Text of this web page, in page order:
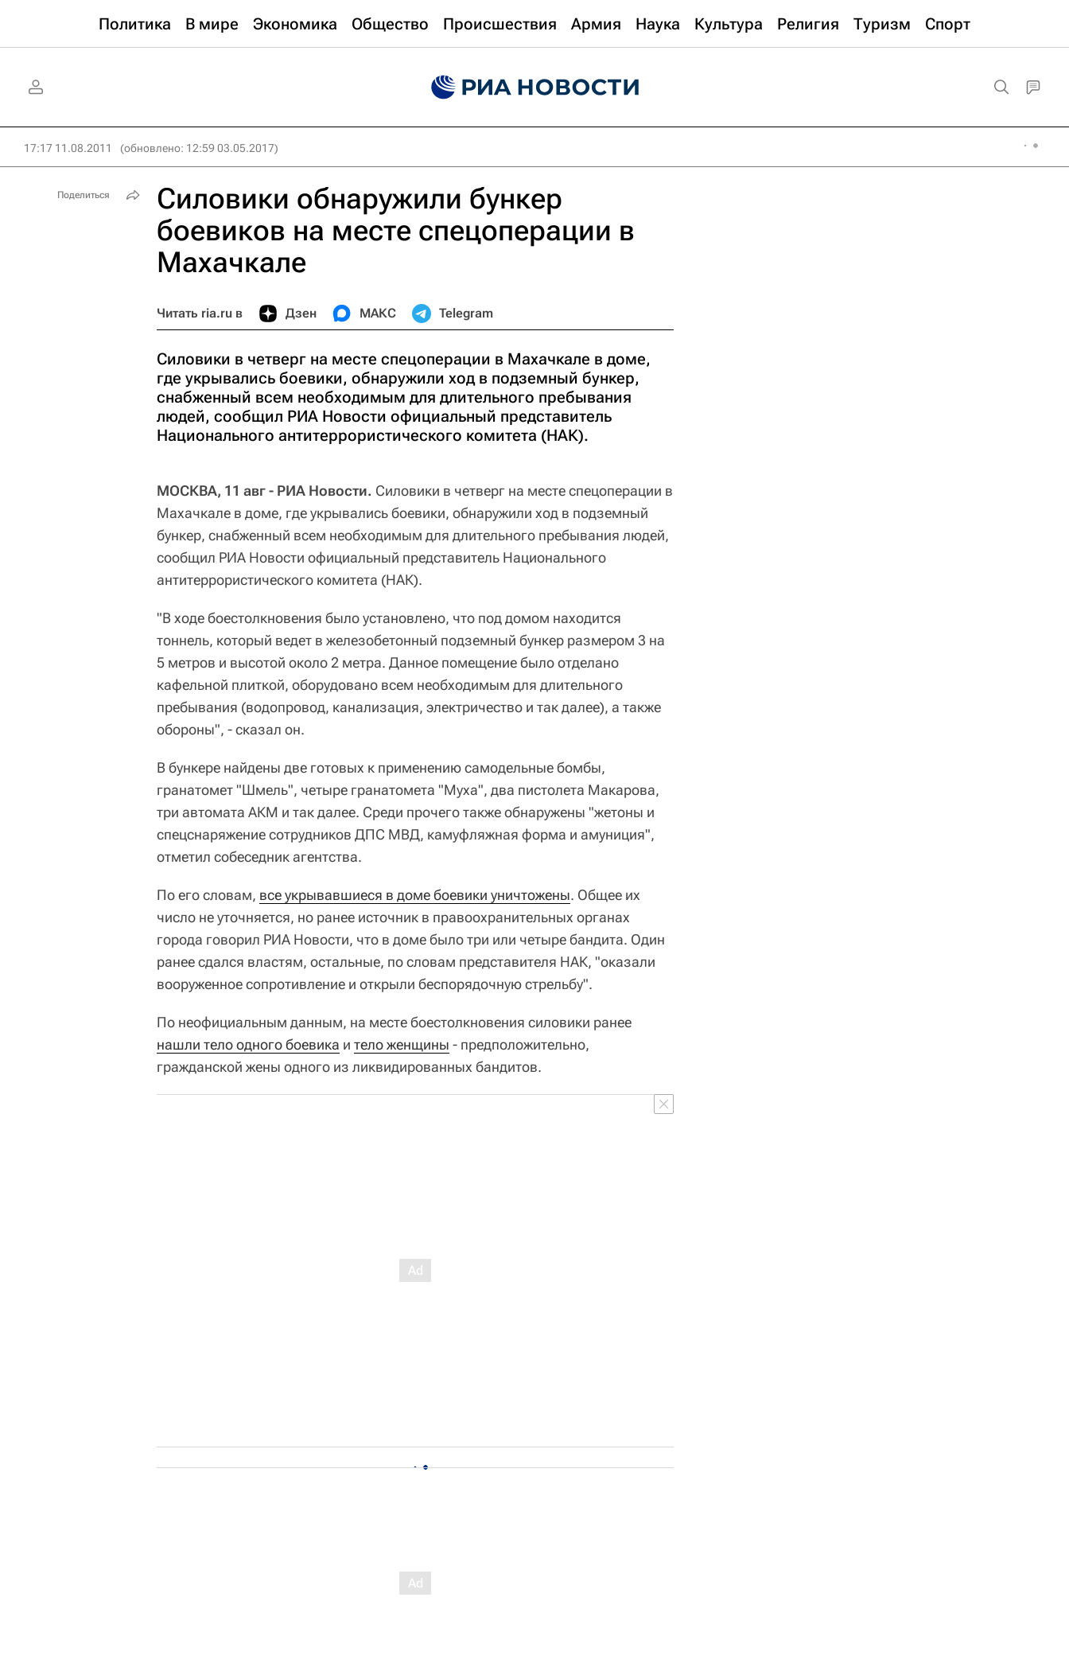
Политика В мире Экономика Общество Происшествия Армия Наука Культура Религия Туризм Спорт
17:17 11.08.2011 (обновлено: 12:59 03.05.2017)
Силовики обнаружили бункер
боевиков на месте спецоперации в
Махачкале
Читать ria.ru в Дзен МАКС Telegram
Силовики в четверг на месте спецоперации в Махачкале в доме,
где укрывались боевики, обнаружили ход в подземный бункер,
снабженный всем необходимым для длительного пребывания
людей, сообщил РИА Новости официальный представитель
Национального антитеррористического комитета (НАК).
МОСКВА, 11 авг - РИА Новости. Силовики в четверг на месте спецоперации в
Махачкале в доме, где укрывались боевики, обнаружили ход в подземный
бункер, снабженный всем необходимым для длительного пребывания людей,
сообщил РИА Новости официальный представитель Национального
антитеррористического комитета (НАК).
"В ходе боестолкновения было установлено, что под домом находится
тоннель, который ведет в железобетонный подземный бункер размером 3 на
5 метров и высотой около 2 метра. Данное помещение было отделано
кафельной плиткой, оборудовано всем необходимым для длительного
пребывания (водопровод, канализация, электричество и так далее), а также
обороны", - сказал он.
В бункере найдены две готовых к применению самодельные бомбы,
гранатомет "Шмель", четыре гранатомета "Муха", два пистолета Макарова,
три автомата АКМ и так далее. Среди прочего также обнаружены "жетоны и
спецснаряжение сотрудников ДПС МВД, камуфляжная форма и амуниция",
отметил собеседник агентства.
По его словам, все укрывавшиеся в доме боевики уничтожены. Общее их
число не уточняется, но ранее источник в правоохранительных органах
города говорил РИА Новости, что в доме было три или четыре бандита. Один
ранее сдался властям, остальные, по словам представителя НАК, "оказали
вооруженное сопротивление и открыли беспорядочную стрельбу".
По неофициальным данным, на месте боестолкновения силовики ранее
нашли тело одного боевика и тело женщины - предположительно,
гражданской жены одного из ликвидированных бандитов.
Поделиться